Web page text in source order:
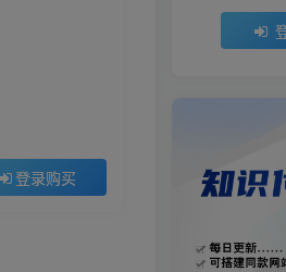
登录购买